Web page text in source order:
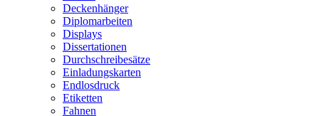
Deckenhänger
Diplomarbeiten
Displays
Dissertationen
Durchschreibesätze
Einladungskarten
Endlosdruck
Etiketten
Fahnen